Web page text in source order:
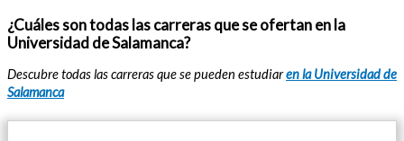
¿Cuáles son todas las carreras que se ofertan en la
Universidad de Salamanca?
Descubre todas las carreras que se pueden estudiaren la Universidad de
Salamanca